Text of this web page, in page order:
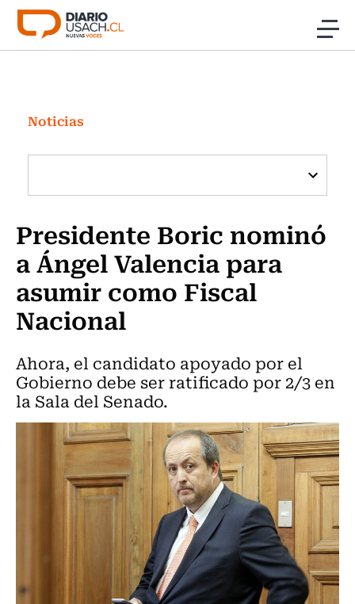
Click acá para ir directamente al contenido
Investigación
Cultura
Programas Radio y TV Usach
Noticias
Presidente Boric nominó
a Ángel Valencia para
asumir como Fiscal
Nacional
Ahora, el candidato apoyado por el
Gobierno debe ser ratificado por 2/3 en
la Sala del Senado.